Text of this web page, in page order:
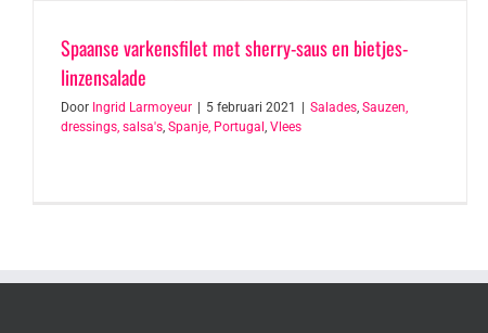
Spaanse varkensfilet met sherry-saus en bietjes-
linzensalade
Door Ingrid Larmoyeur 5 februari 2021 Salades, Sauzen,
dressings, salsa's, Spanje, Portugal , Vlees